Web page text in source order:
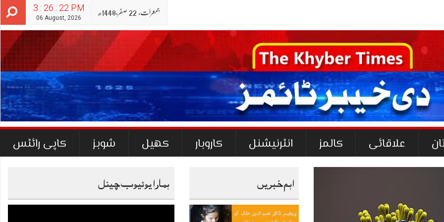
3 : 26 : 23 PM
06 August, 2026
جمعرات‬‮, 22 صفر‬,1448ھ
علاقائی کالمز انٹرنیشنل کاروبار کھیل شوبز کاپی رائٹس
اہم خبریں ہمارا یوٹیوب چینل